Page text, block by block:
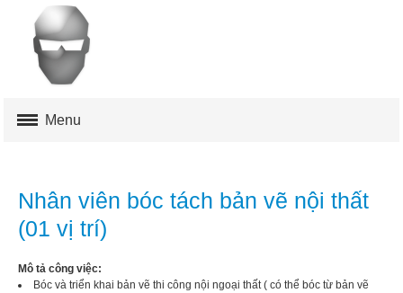
Menu
AFO
Nhân viên bóc tách bản vẽ nội thất
(01 vị trí)
Mô tả công việc:
Bóc và triển khai bản vẽ thi công nội ngoại thất ( có thể bóc từ bản vẽ